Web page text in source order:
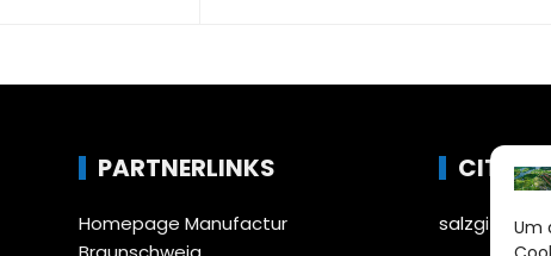
Um
PARTNERLINKS
Homepage Manufactur